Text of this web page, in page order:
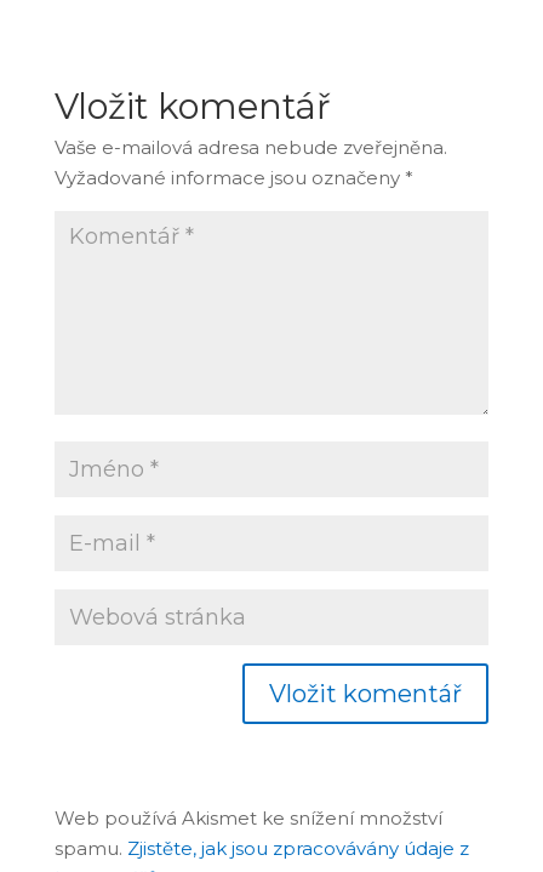
Vložit komentář
Vaše e-mailová adresa nebude zveřejněna.
Vyžadované informace jsou označeny *
Web používá Akismet ke snížení množství
spamu. Zjistěte, jak jsou zpracovávány údaje z